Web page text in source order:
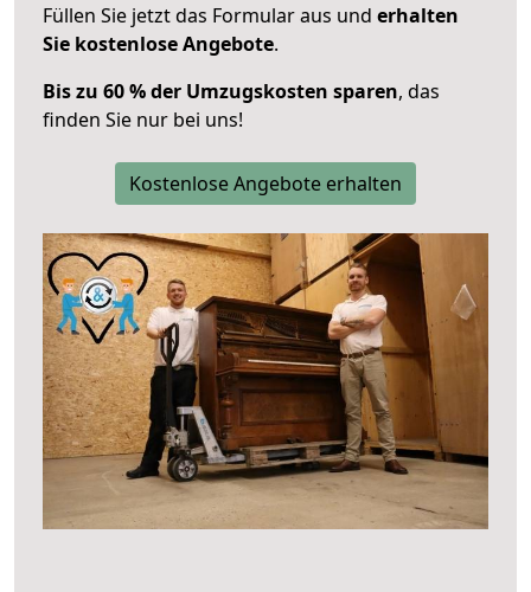
Füllen Sie jetzt das Formular aus und erhalten
Sie kostenlose Angebote.
Bis zu 60 % der Umzugskosten sparen, das
finden Sie nur bei uns!
Kostenlose Angebote erhalten